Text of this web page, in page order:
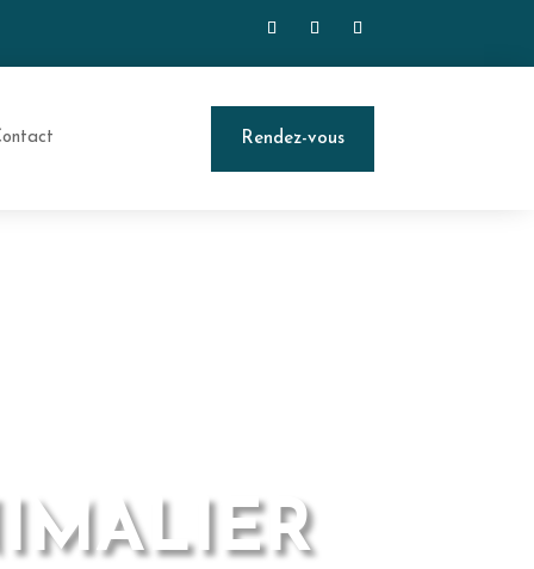
Rendez-vous